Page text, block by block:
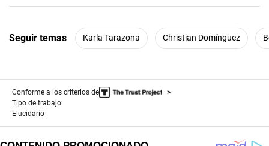
Seguir temas Karla Tarazona Christian Domínguez
Conforme a los criterios de
Tipo de trabajo:
Elucidario